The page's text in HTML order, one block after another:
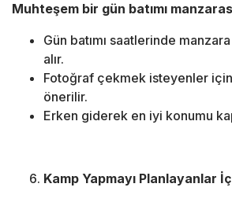
Muhteşem bir gün batımı
Gün batımı saatlerinde
alır.
Fotoğraf çekmek isteyenler için
önerilir.
Erken giderek en iyi konumu
Kamp Yapmayı Planlayanlar